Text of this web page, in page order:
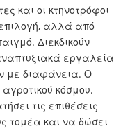
και οι κτηνοτρόφοι
αλλά από
Διεκδικούν
εργαλεία
με διαφάνεια. Ο
κόσμου.
τις επιθέσεις
τομέα και να δώσει